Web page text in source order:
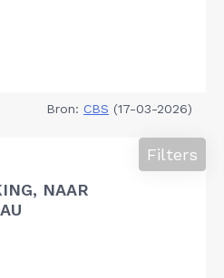
Bron: CBS (17-03-2026)
NAAR
Filters